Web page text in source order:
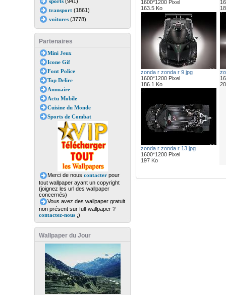
transport(1861)
voitures(3778)
Partenaires
Mini Jeux
Icone Gif
Font Police
Top Delire
Annuaire
Actu Mobile
Cuisine du Monde
Sports de Combat
Merci de nous contacterpour
tout wallpaper ayant un copyright
(joignez les url des wallpaper
concernés)
Vous avez des wallpaper gratuit
non présent sur full-wallpaper ?
contactez-nous;)
Wallpaper du Jour
1600*1200 Pixel
163.5 Ko
zonda r zonda r 9 jpg
1600*1200 Pixel
186.1 Ko
zonda r zonda r 13 jpg
1600*1200 Pixel
197 Ko